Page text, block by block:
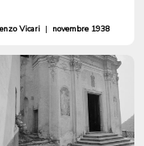
Vicari | novembre 1938